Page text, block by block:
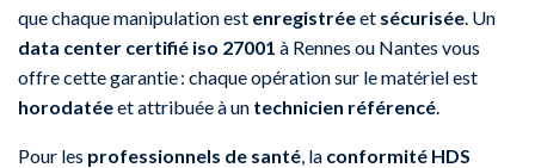
que chaque manipulation est enregistréeet sécurisée . Un
data center certifié iso 27001 à Rennes ou Nantes vous
offre cette garantie : chaque opération sur le matériel est
horodatéeet attribuée à un technicien référencé
Pour les professionnels de santé , la conformité HDS